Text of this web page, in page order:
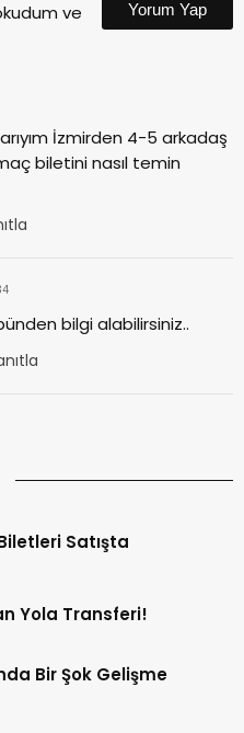
ve
Yorum Yap
İzmirden 4-5 arkadaş
biletini nasıl temin
bilgi alabilirsiniz..
Satışta
Yola Transferi!
Bir Şok Gelişme